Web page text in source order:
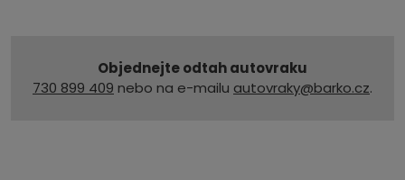
Objednejte odtah autovraku
730 899 409 nebo na e-mailu autovraky@barko.cz.